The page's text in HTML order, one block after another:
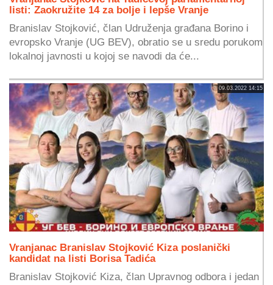
listi: Zaokružite 14 za bolje i lepše Vranje
Branislav Stojković, član Udruženja građana Borino i
evropsko Vranje (UG BEV), obratio se u sredu porukom
lokalnoj javnosti u kojoj se navodi da će...
09.03.2022 14:15
Vranjanac Branislav Stojković Kiza poslanički
kandidat na listi Borisa Tadića
Branislav Stojković Kiza, član Upravnog odbora i jedan